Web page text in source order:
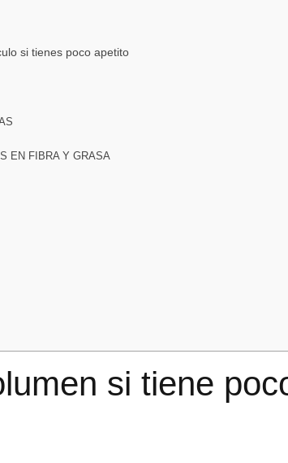
si tienes poco apetito
EN FIBRA Y GRASA
si tiene